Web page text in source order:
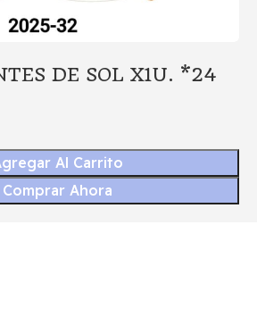
DE SOL X1U. *24
Al Carrito
Comprar Ahora